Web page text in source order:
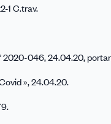
1 C.trav.
2020-046, 24.04.20,
», 24.04.20.